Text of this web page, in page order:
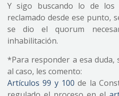
Y sigo buscando lo de
reclamado desde ese punto,
se dio el quorum
inhabilitación.
*Para responder a esa duda,
al caso, les comento:
Artículos 99 y 100 de la